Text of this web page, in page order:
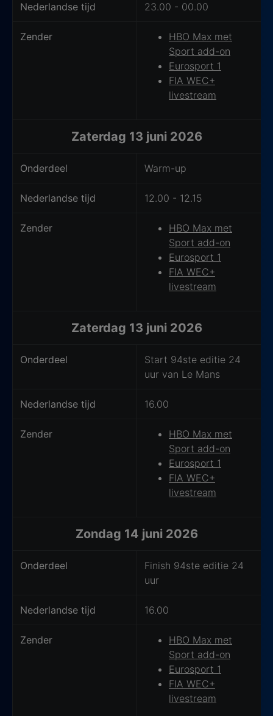
Nederlandse tijd 23.00 - 00.00
Zender
HBO Max met
Sport add-on
Eurosport 1
FIA WEC+
livestream
Zaterdag 13 juni 2026
Onderdeel Warm-up
Nederlandse tijd 12.00 - 12.15
Zender
HBO Max met
Sport add-on
Eurosport 1
FIA WEC+
livestream
Zaterdag 13 juni 2026
Onderdeel
Start 94ste editie 24
uur van Le Mans
Nederlandse tijd 16.00
Zender
HBO Max met
Sport add-on
Eurosport 1
FIA WEC+
livestream
Zondag 14 juni 2026
Onderdeel
Finish 94ste editie 24
uur
Nederlandse tijd 16.00
Zender
HBO Max met
Sport add-on
Eurosport 1
FIA WEC+
livestream